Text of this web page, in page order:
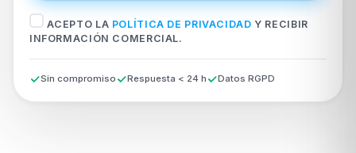
ACEPTO LA POLÍTICA DE PRIVACIDAD Y RECIBIR
INFORMACIÓN COMERCIAL.
Sin compromiso Respuesta < 24 h Datos RGPD